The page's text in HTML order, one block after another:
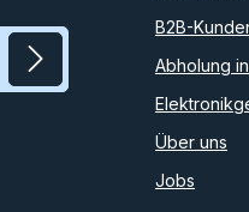
B2B-
Abholung
Über uns
Jobs